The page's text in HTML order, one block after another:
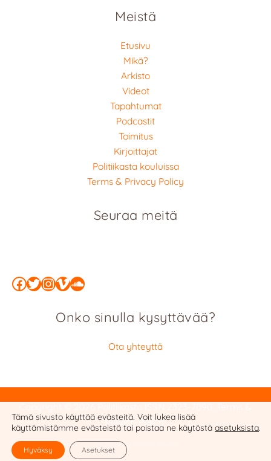
Meistä
Etusivu
Mikä?
Arkisto
Videot
Tapahtumat
Podcastit
Toimitus
Kirjoittajat
Politiikasta kouluissa
Terms & Privacy Policy
Seuraa meitä
Facebook
Twitter
Instagram
Vimeo
SoundCloud
Onko sinulla kysyttävää?
Ota yhteyttä
Privacy Policy
Website by Cobalt Studio
Tämä sivusto käyttää evästeitä. Voit lukea lisää
käyttämistämme evästeistä tai poistaa ne käytöstä asetuksista.
Hyväksy Asetukset